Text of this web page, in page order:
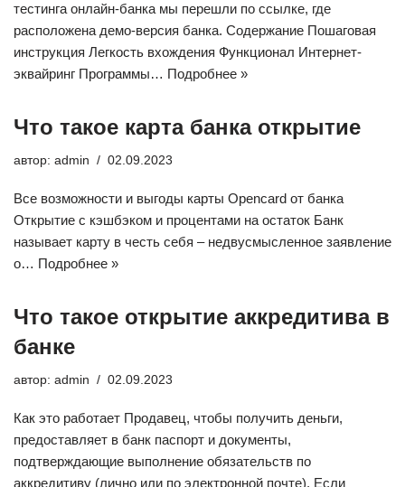
тестинга онлайн-банка мы перешли по ссылке, где
расположена демо-версия банка. Содержание Пошаговая
инструкция Легкость вхождения Функционал Интернет-
эквайринг Программы… Подробнее »
Что такое карта банка открытие
автор: admin 02.09.2023
Все возможности и выгоды карты Opencard от банка
Открытие с кэшбэком и процентами на остаток Банк
называет карту в честь себя – недвусмысленное заявление
о… Подробнее »
Что такое открытие аккредитива в
банке
автор: admin 02.09.2023
Как это работает Продавец, чтобы получить деньги,
предоставляет в банк паспорт и документы,
подтверждающие выполнение обязательств по
аккредитиву (лично или по электронной почте). Если